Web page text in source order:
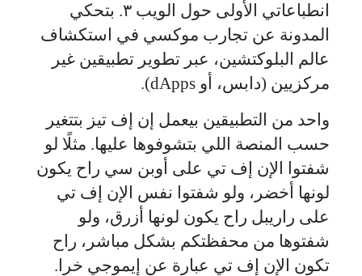
انطباعاتي الأولى حول الويب ٣. بتحكي
المدونة عن تجارب موكسي في استكشاف
عالم البلوكتشين، عبر تطوير تطبيقين غير
مركزيين (دابس، أو dApps).
واحد من التطبيقين بيعمل إن إف تيز بتتغير
حسب المنصة اللي بتشوفوها عليها. مثلًا لو
شفتوا الإن إف تي على أوبن سي راح يكون
لونها أخضر، ولو شفتوا نفس الإن إف تي
على راريبل راح يكون لونها أزرق، ولو
شفتوها من محفظتكم بشكل مباشر، راح
تكون الإن إف تي عبارة عن إيموجي خرا.